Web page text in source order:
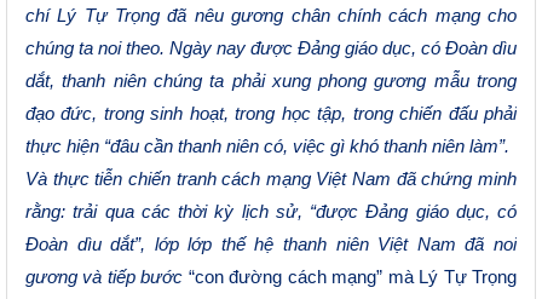
chí Lý Tự Trọng đã nêu gương chân chính cách mạng cho
chúng ta noi theo. Ngày nay được Đảng giáo dục, có Đoàn dìu
dắt, thanh niên chúng ta phải xung phong gương mẫu trong
đạo đức, trong sinh hoạt, trong học tập, trong chiến đấu phải
thực hiện “đâu cần thanh niên có, việc gì khó thanh niên làm”.
Và thực tiễn chiến tranh cách mạng Việt Nam đã chứng minh
rằng:trải qua các thời kỳ lịch sử, “được Đảng giáo dục, có
Đoàn dìu dắt”, lớp lớp thế hệ thanh niên Việt Nam đã noi
gương và tiếp bước “con đường cách mạng” mà Lý Tự Trọng